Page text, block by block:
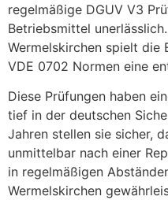
regelmäßige DGUV V3
Betriebsmittel
Wermelskirchen spielt die
VDE 0702 Normen eine
Diese Prüfungen haben
tief in der deutschen
Jahren stellen sie sicher,
unmittelbar nach einer
in regelmäßigen
Wermelskirchen